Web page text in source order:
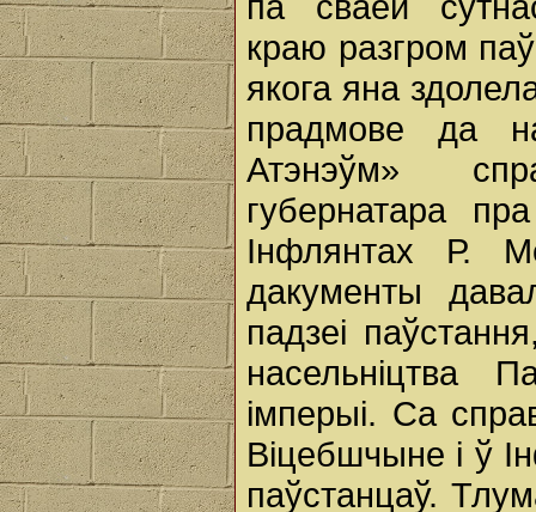
краю разгром
якога яна
прадмове да
Атэнэўм»
губернатара
Інфлянтах Р.
дакументы
падзеі
насельніцтва
імперыі. Са
Віцебшчыне і ў
паўстанцаў.